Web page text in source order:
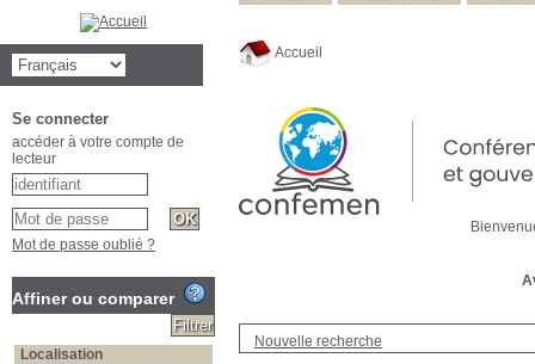
Accueil
Nouvelle recherche
Se connecter
accéder à votre compte de
lecteur
Mot de passe oublié ?
Affiner ou comparer
Localisation